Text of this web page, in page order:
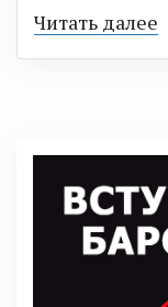
Читать далее